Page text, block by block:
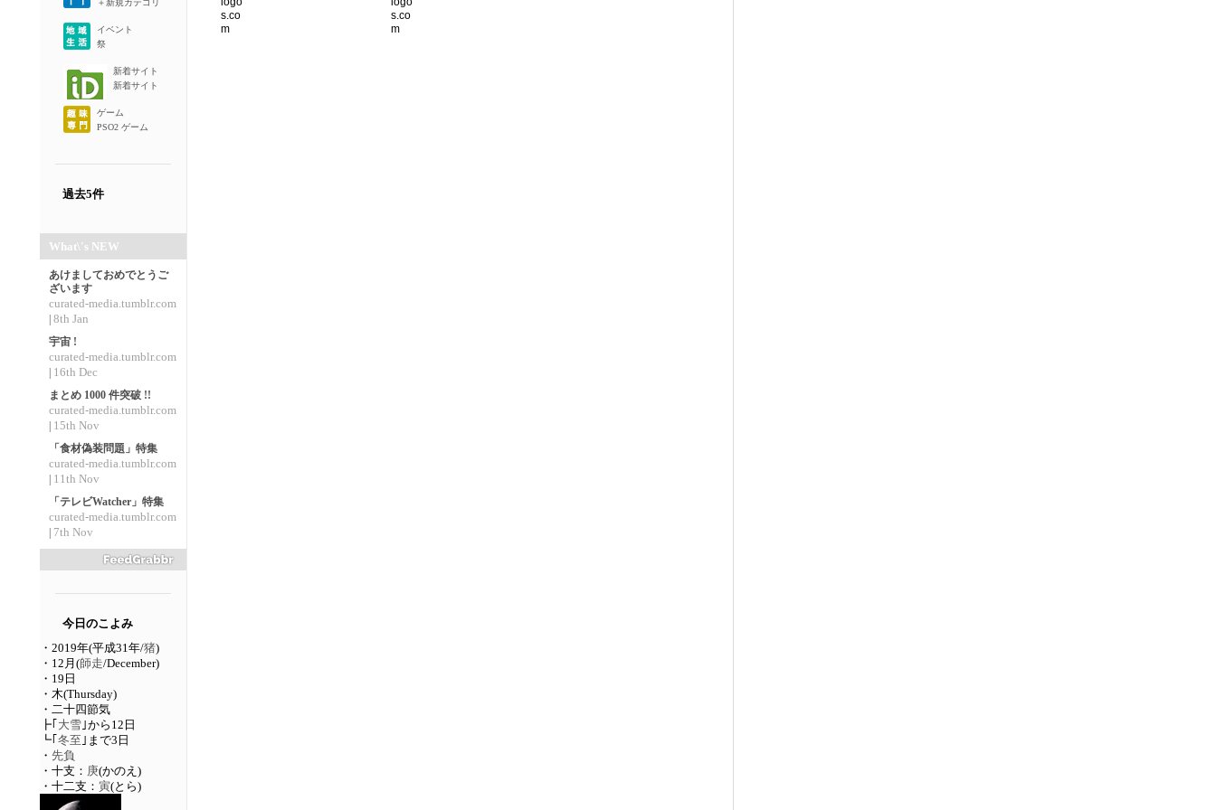
＋新規カテゴリ
イベント
祭
新着サイト
新着サイト
ゲーム
PSO2 ゲーム
過去5件
What\'s NEW
あけましておめでとうご
ざいます
curated-media.tumblr.com
8th Jan
宇宙 !
curated-media.tumblr.com
16th Dec
まとめ 1000 件突破 !!
curated-media.tumblr.com
15th Nov
「食材偽装問題」特集
curated-media.tumblr.com
11th Nov
「テレビWatcher」特集
curated-media.tumblr.com
7th Nov
今日のこよみ
・2019年(平成31年/猪)
・12月(師走/December)
・19日
・木(Thursday)
・二十四節気
┣｢ 大雪｣から12日
┗｢ 冬至 ｣まで3日
・ 先負
・十支： 庚(かのえ)
・十二支： 寅(とら)